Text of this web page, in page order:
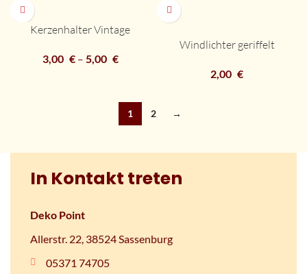
Kerzenhalter Vintage
3,00 €– 5,00 €
Windlichter geriffelt
2,00 €
1 2 →
In Kontakt treten
Deko Point
Allerstr. 22, 38524 Sassenburg
05371 74705